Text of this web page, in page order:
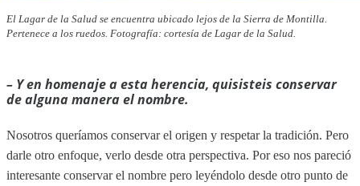
El Lagar de la Salud se encuentra ubicado lejos de la Sierra de Montilla.
Pertenece a los ruedos. Fotografía: cortesía de Lagar de la Salud.
– Y en homenaje a esta herencia, quisisteis conservar
de alguna manera el nombre.
Nosotros queríamos conservar el origen y respetar la tradición. Pero
darle otro enfoque, verlo desde otra perspectiva. Por eso nos pareció
interesante conservar el nombre pero leyéndolo desde otro punto de